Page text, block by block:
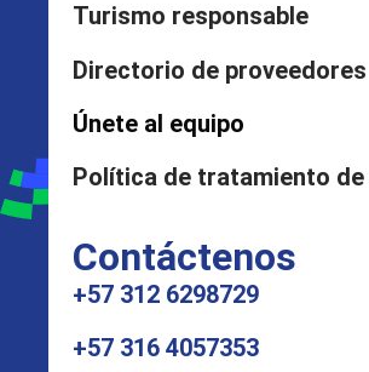
Turismo responsable
Directorio de proveedores
Únete al equipo
Política de tratamiento
Contáctenos
+57 312 6298729
+57 316 4057353